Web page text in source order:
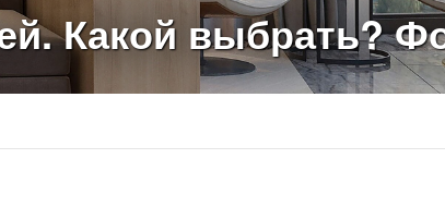
Какой выбрать?